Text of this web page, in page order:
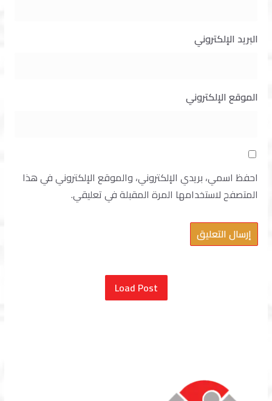
البريد الإلكتروني
الموقع الإلكتروني
احفظ اسمي، بريدي الإلكتروني، والموقع الإلكتروني في هذا
المتصفح لاستخدامها المرة المقبلة في تعليقي.
Load Post